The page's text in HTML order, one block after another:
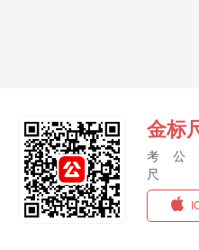
金标
考
尺